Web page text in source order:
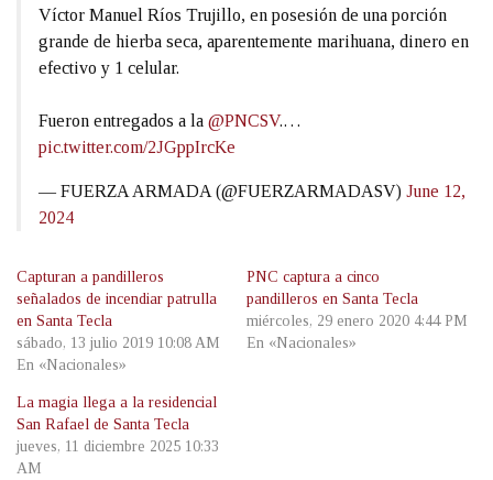
Víctor Manuel Ríos Trujillo, en posesión de una porción
grande de hierba seca, aparentemente marihuana, dinero en
efectivo y 1 celular.
Fueron entregados a la @PNCSV.…
pic.twitter.com/2JGppIrcKe
— FUERZA ARMADA (@FUERZARMADASV) June 12,
2024
Capturan a pandilleros
señalados de incendiar patrulla
en Santa Tecla
sábado, 13 julio 2019 10:08 AM
En «Nacionales»
PNC captura a cinco
pandilleros en Santa Tecla
miércoles, 29 enero 2020 4:44 PM
En «Nacionales»
La magia llega a la residencial
San Rafael de Santa Tecla
jueves, 11 diciembre 2025 10:33
AM